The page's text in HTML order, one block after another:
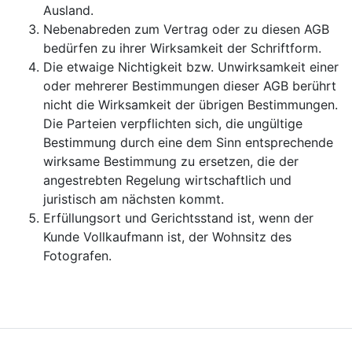
Ausland.
Nebenabreden zum Vertrag oder zu diesen AGB
bedürfen zu ihrer Wirksamkeit der Schriftform.
Die etwaige Nichtigkeit bzw. Unwirksamkeit einer
oder mehrerer Bestimmungen dieser AGB berührt
nicht die Wirksamkeit der übrigen Bestimmungen.
Die Parteien verpflichten sich, die ungültige
Bestimmung durch eine dem Sinn entsprechende
wirksame Bestimmung zu ersetzen, die der
angestrebten Regelung wirtschaftlich und
juristisch am nächsten kommt.
Erfüllungsort und Gerichtsstand ist, wenn der
Kunde Vollkaufmann ist, der Wohnsitz des
Fotografen.